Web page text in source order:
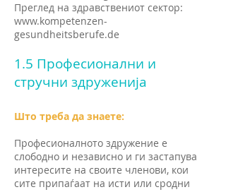
Преглед на здравствениот сектор:
www.kompetenzen-
gesundheitsberufe.de
1.5 Професионални и
стручни здруженија
Што треба да знаете:
Професионалното здружение е
слободно и независно и ги застапува
интересите на своите членови, кои
сите припаѓаат на исти или сродни